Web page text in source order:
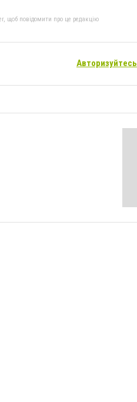
щоб повідомити про це редакцію
Авторизуйтесь